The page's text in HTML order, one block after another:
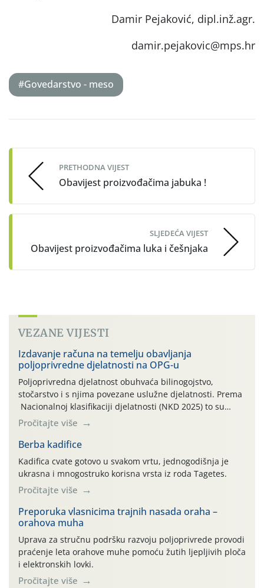
Damir Pejaković, dipl.inž.agr.
damir.pejakovic@mps.hr
#Govedarstvo - meso
navigation
PRETHODNA VIJEST
Obavijest proizvođačima jabuka !
SLJEDEĆA VIJEST
Obavijest proizvođačima luka i češnjaka
VEZANE VIJESTI
Izdavanje računa na temelju obavljanja
poljoprivredne djelatnosti na OPG-u
Poljoprivredna djelatnost obuhvaća bilinogojstvo,
stočarstvo i s njima povezane uslužne djelatnosti. Prema
Nacionalnoj klasifikaciji djelatnosti (NKD 2025) to su
skupne 01.1, 01.2, 01.3, 01.4, 01.5 i 01.6. Djelatnost
prerade poljoprivrednih proizvoda je svako djelovanje na
poljoprivredni proizvod čiji je rezultat proizvod koji
također može biti poljoprivredni proizvod poput npr.
maslinovog ulja, bučinog ulja, vino od […]
Pročitajte više
Berba kadifice
Kadifica cvate gotovo u svakom vrtu, jednogodišnja je
ukrasna i mnogostruko korisna vrsta iz roda Tagetes.
Pročitajte više
Preporuka vlasnicima trajnih nasada oraha –
orahova muha
Uprava za stručnu podršku razvoju poljoprivrede provodi
praćenje leta orahove muhe pomoću žutih ljepljivih ploča
i elektronskih lovki.
Pročitajte više